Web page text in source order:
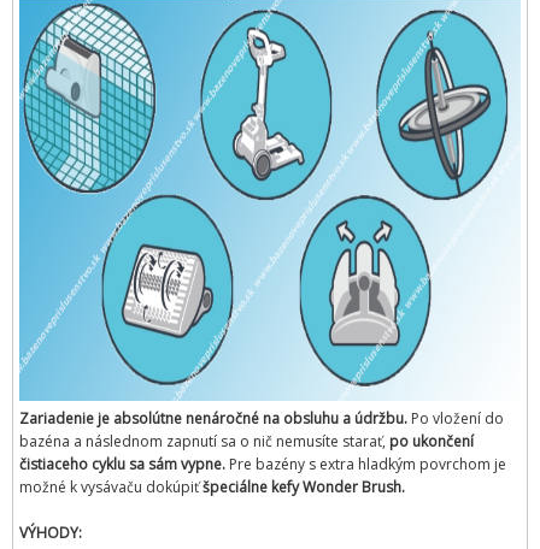
Zariadenie je absolútne nenáročné na obsluhu a údržbu. Po vložení do
bazéna a následnom zapnutí sa o nič nemusíte starať, po ukončení
čistiaceho cyklu sa sám vypne. Pre bazény s extra hladkým povrchom je
možné k vysávaču dokúpiťšpeciálne kefy Wonder Brush.
VÝHODY: